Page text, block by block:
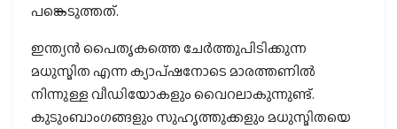
പങ്കെടുത്തത്.
ഇന്ത്യൻ പൈതൃകത്തെ ചേർത്തുപിടിക്കുന്ന
മധുസ്മിത എന്ന ക്യാപ്ഷനോടെ മാരത്തണിൽ
നിന്നുള്ള വീഡിയോകളും വൈറലാകുന്നുണ്ട്.
കുടുംബാം​ഗങ്ങളും സുഹൃത്തുക്കളും മധുസ്മിതയെ